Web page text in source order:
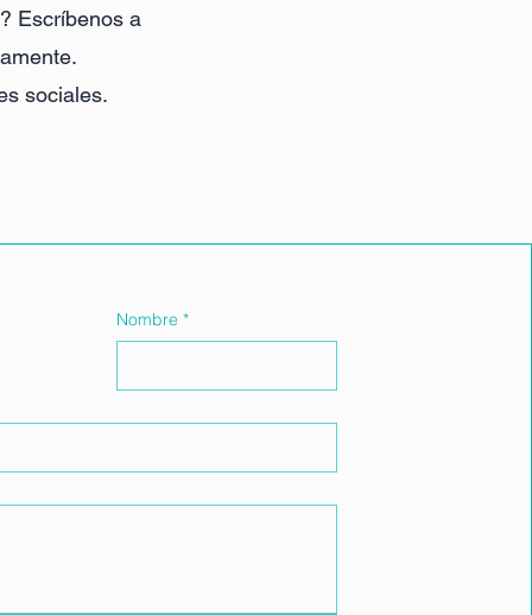
Escríbenos a
sociales.
Nombre *